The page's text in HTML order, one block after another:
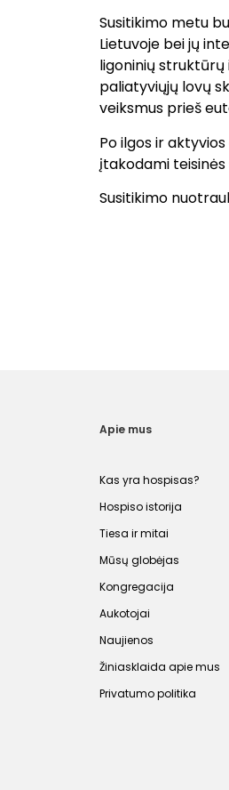
Susitikimo metu
Lietuvoje bei jų
ligoninių
paliatyviųjų lovų
veiksmus prieš
Po ilgos ir
įtakodami
Susitikimo
Apie mus
Kas yra hospisas?
Hospiso istorija
Tiesa ir mitai
Mūsų globėjas
Kongregacija
Aukotojai
Naujienos
Žiniasklaida apie mus
Privatumo politika